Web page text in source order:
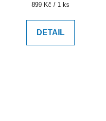
Měrná
899 Kč / 1 ks
DETAIL